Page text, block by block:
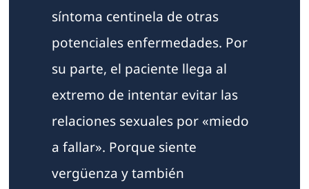
síntoma centinela de otras
potenciales enfermedades. Por
su parte, el paciente llega al
extremo de intentar evitar las
relaciones sexuales por «miedo
a fallar». Porque siente
vergüenza y también